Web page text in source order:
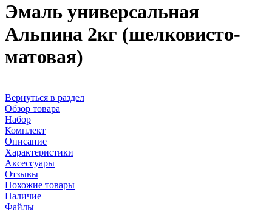
Эмаль универсальная
Альпина 2кг (шелковисто-
матовая)
Вернуться в раздел
Обзор товара
Набор
Комплект
Описание
Характеристики
Аксессуары
Отзывы
Похожие товары
Наличие
Файлы